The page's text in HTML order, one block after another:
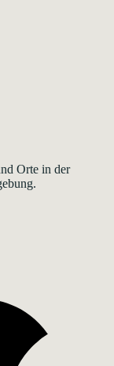
Orte in der